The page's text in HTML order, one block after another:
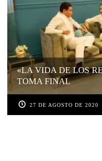
«LA VIDA DE LOS
TOMA FINAL
27 DE AGOSTO DE 2020